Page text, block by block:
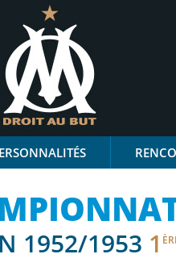
1952/1953 1